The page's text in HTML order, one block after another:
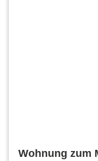
Wohnung zum